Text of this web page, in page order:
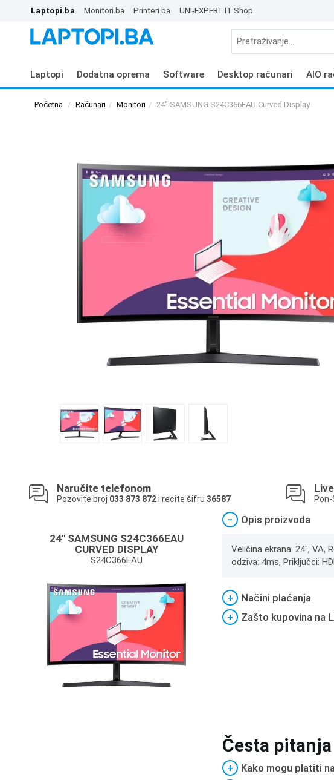
Laptopi.ba Monitori.ba Printeri.ba UNI-EXPERT IT Shop
Laptopi Dodatna oprema Software Desktop računari AIO
Početna Računari Monitori 24" SAMSUNG S24C366EAU Curved Display
Naručite telefonom
Pozovite broj 033 873 872i recite šifru 36587
24" SAMSUNG S24C366EAU
CURVED DISPLAY
S24C366EAU
− Opis proizvoda
Veličina ekrana: 24", VA,
odziva: 4ms, Priključci:
+
Načini plaćanja
+
Zašto kupovina na
Česta pitanja
+
Kako mogu platiti